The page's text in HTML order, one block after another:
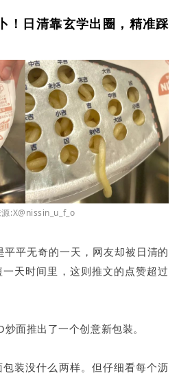
！日清靠玄学出圈，精准踩
:X@nissin_u_f_o
平无奇的一天，网友却被日清的
天时间里，这则推文的点赞超过
面推出了一个创意新包装。
装没什么两样。但仔细看每个沥